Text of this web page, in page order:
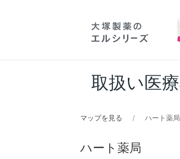
取扱い医
マップを見る ハート薬局
ハート薬局